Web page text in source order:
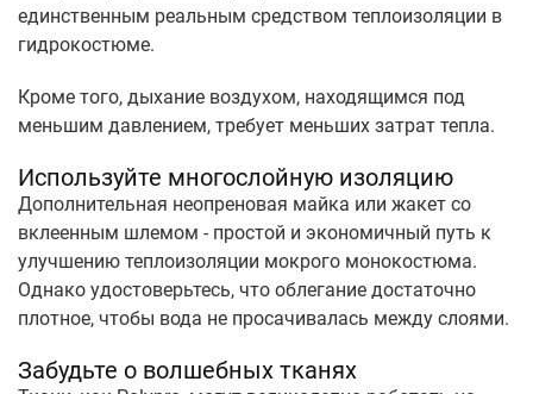
единственным реальным средством теплоизоляции в
гидрокостюме.
Кроме того, дыхание воздухом, находящимся под
меньшим давлением, требует меньших затрат тепла.
Используйте многослойную изоляцию
Дополнительная неопреновая майка или жакет со
вклеенным шлемом - простой и экономичный путь к
улучшению теплоизоляции мокрого монокостюма.
Однако удостоверьтесь, что облегание достаточно
плотное, чтобы вода не просачивалась между слоями.
Забудьте о волшебных тканях